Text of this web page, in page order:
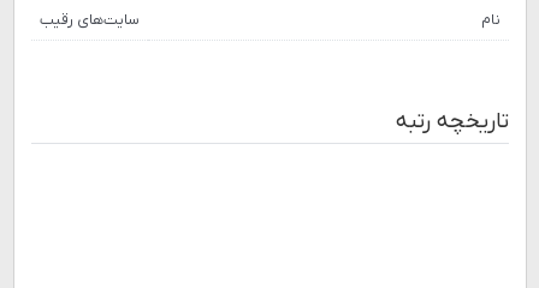
نام سایت‌های رقیب
تاریخچه رتبه